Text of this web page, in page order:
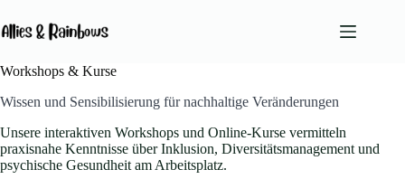
Inhalt
springen
Keine
Ergebnisse
Angebote
Workshops & Kurse
Wissen und Sensibilisierung für nachhaltige Veränderungen
Unsere interaktiven Workshops und Online-Kurse vermitteln
praxisnahe Kenntnisse über Inklusion, Diversitätsmanagement und
psychische Gesundheit am Arbeitsplatz.